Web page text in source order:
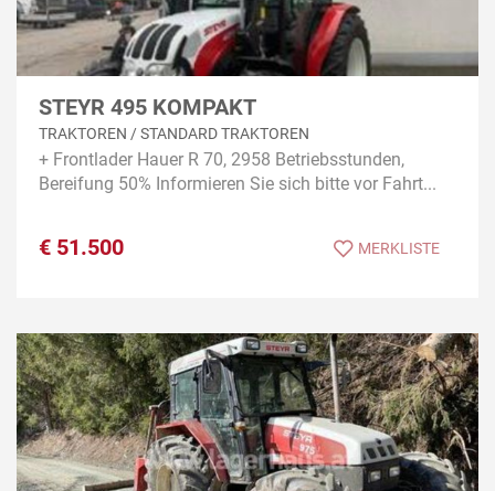
STEYR 495 KOMPAKT
TRAKTOREN / STANDARD TRAKTOREN
+ Frontlader Hauer R 70, 2958 Betriebsstunden,
Bereifung 50% Informieren Sie sich bitte vor Fahrt...
€ 51.500 MERKLISTE